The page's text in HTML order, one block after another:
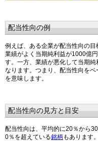
配当性向の例
例えば、ある企業が配当性向の目
業績がよく当期純利益が1000億
す。一方、業績が悪化して当期
なります。つまり、配当性向を
を意味します。
配当性向の見方と目安
配当性向は、平均的に20％から
0％を超えている銘柄もあります。